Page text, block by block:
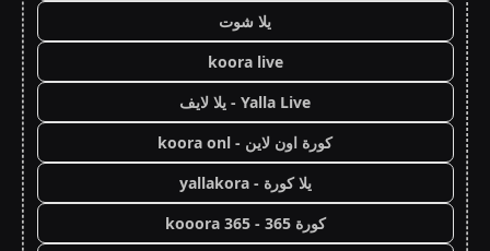
يلا شوت
koora live
Yalla Live - يلا لايف
كورة اون لاين - koora onl
يلا كورة - yallakora
كورة 365 - kooora 365